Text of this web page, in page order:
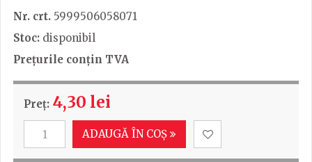
Nr. crt. 5999506058071
Stoc: disponibil
Prețurile conțin TVA
Preț: 4,30 lei
ADAUGĂ ÎN COȘ